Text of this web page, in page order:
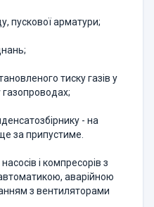
пускової арматури;
тиску газів у
газопроводах;
- на
за припустиме.
і компресорів з
аварійною
з вентиляторами